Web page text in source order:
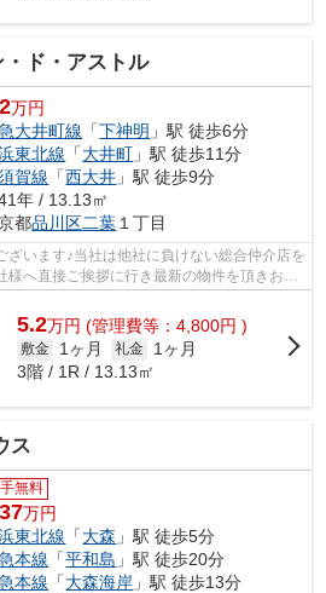
・ド・アストル
万円
大井町線 「下神明 」駅 徒歩6分
東北線 「大井町 」駅 徒歩11分
賀線 「西大井 」駅 徒歩9分
年 / 13.13㎡
都品川区二葉 １丁目
ざいます♪当社は他社に負けない総合仲介店を
へ直接ご挨拶に行き最新の物件を頂きお客
情報は...
5.2万円 (管理費等：4,800円 )
敷金 1ヶ月 礼金
1ヶ月
3階 / 1R / 13.13㎡
ス
無料
万円
東北線 「大森 」駅 徒歩5分
本線 「平和島 」駅 徒歩20分
本線 「大森海岸 」駅 徒歩13分